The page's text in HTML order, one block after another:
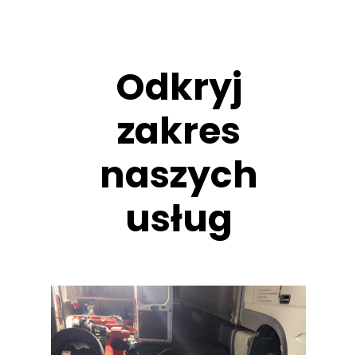
Odkryj
zakres
naszych
usług